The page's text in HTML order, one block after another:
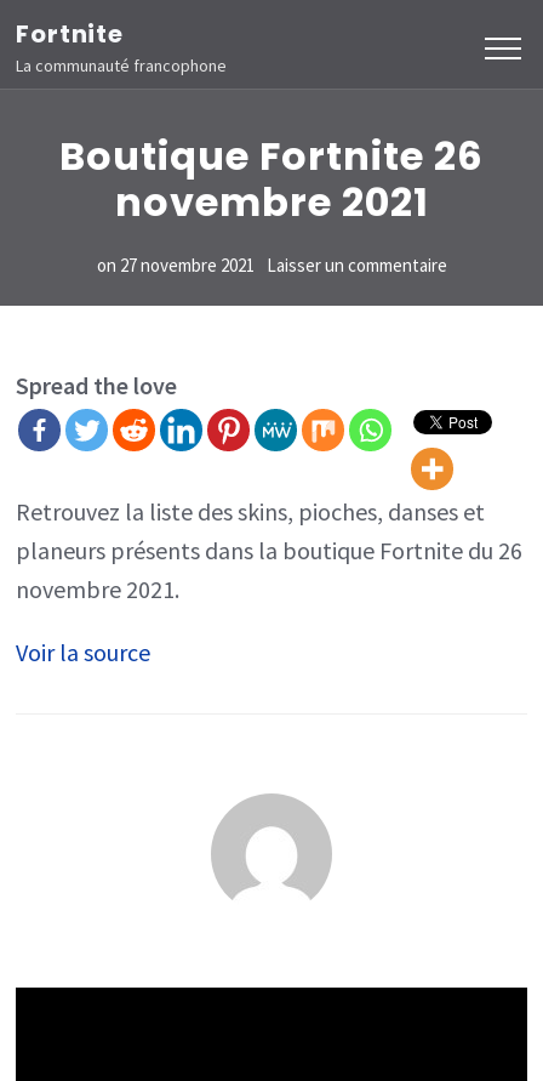
Aller
au
contenu
Entrée)
Fortnite
La communauté francophone
Boutique Fortnite 26
novembre 2021
on 27 novembre 2021 Laisser un commentairesur
Boutique
novembre
2021
Spread the love
Retrouvez la liste des skins, pioches, danses et
planeurs présents dans la boutique Fortnite du 26
novembre 2021.
Voir la source